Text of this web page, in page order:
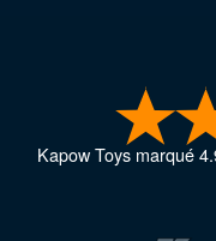
Kapow Toysmarqué